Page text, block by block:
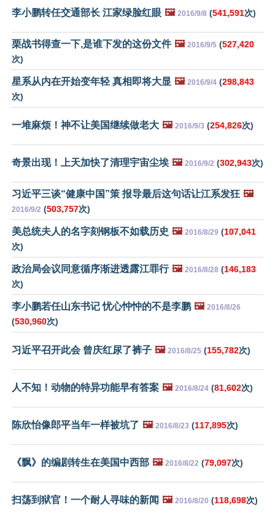
李小鹏转任交通部长 江家绿脸红眼 🖼️ 2016/9/8 (541,591次)
栗战书得查一下,是谁下发的这份文件 🖼️ 2016/9/5 (527,420
次)
星系从内在开始变年轻 真相即将大显 🖼️ 2016/9/4 (298,843
次)
一堆麻烦！神不让美国继续做老大 🖼️ 2016/9/3 (254,826次)
奇景出现！上天加快了清理宇宙尘埃 🖼️ 2016/9/2 (302,943次)
习近平三谈“健康中国”策 报导最后这句话让江系发狂 🖼️
2016/9/2 (503,757次)
美总统夫人的名字刻钢板不如载历史 🖼️ 2016/8/29 (107,041
次)
政治局会议同意循序渐进透露江罪行 🖼️ 2016/8/28 (146,183
次)
李小鹏若任山东书记 忧心忡忡的不是李鹏 🖼️ 2016/8/26
(530,960次)
习近平召开此会 曾庆红尿了裤子 🖼️ 2016/8/25 (155,782次)
人不知！动物的特异功能早有答案 🖼️ 2016/8/24 (81,602次)
陈欣怡像郎平当年一样被坑了 🖼️ 2016/8/23 (117,895次)
《飘》的编剧转生在美国中西部 🖼️ 2016/8/22 (79,097次)
扫荡到狱官！一个耐人寻味的新闻 🖼️ 2016/8/20 (118,698次)